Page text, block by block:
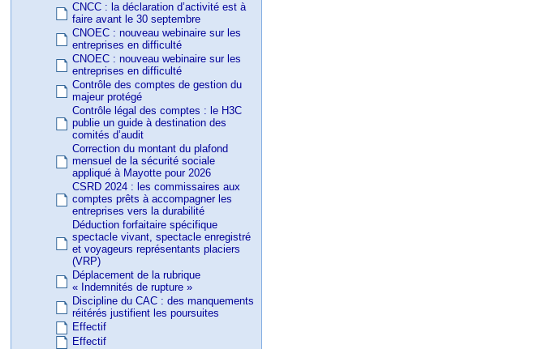
CNCC : la déclaration d’activité est à
faire avant le 30 septembre
CNOEC : nouveau webinaire sur les
entreprises en difficulté
CNOEC : nouveau webinaire sur les
entreprises en difficulté
Contrôle des comptes de gestion du
majeur protégé
Contrôle légal des comptes : le H3C
publie un guide à destination des
comités d’audit
Correction du montant du plafond
mensuel de la sécurité sociale
appliqué à Mayotte pour 2026
CSRD 2024 : les commissaires aux
comptes prêts à accompagner les
entreprises vers la durabilité
Déduction forfaitaire spécifique
spectacle vivant, spectacle enregistré
et voyageurs représentants placiers
(VRP)
Déplacement de la rubrique
« Indemnités de rupture »
Discipline du CAC : des manquements
réitérés justifient les poursuites
Effectif
Effectif